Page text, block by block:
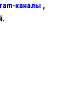
каналы ,